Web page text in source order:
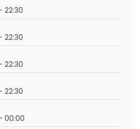
22:30
22:30
22:30
22:30
00:00